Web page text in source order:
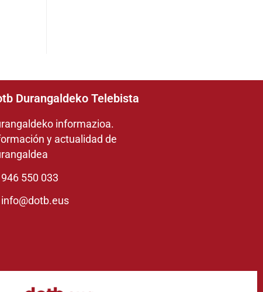
Durangaldeko Telebista
informazioa.
y actualidad de
550 033